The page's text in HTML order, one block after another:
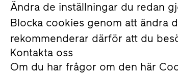
Ändra de inställningar du redan
Blocka cookies genom att ändra
rekommenderar därför att du
Kontakta oss
Om du har frågor om den här